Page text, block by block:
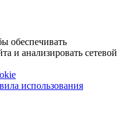
обеспечивать
и анализировать сетевой
использования